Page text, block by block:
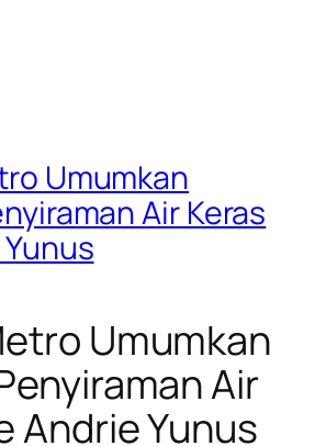
Umumkan
Air Keras
Umumkan
Air
Andrie Yunus